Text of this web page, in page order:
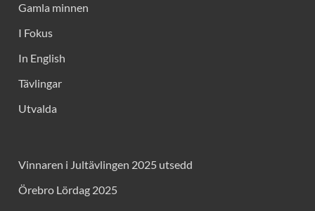
Gamla minnen
I Fokus
In English
Tävlingar
Utvalda
Vinnaren i Jultävlingen 2025 utsedd
Örebro Lördag 2025